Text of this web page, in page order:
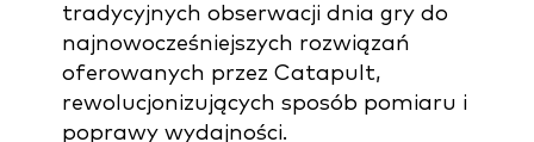
tradycyjnych obserwacji dnia gry do
najnowocześniejszych rozwiązań
oferowanych przez Catapult,
rewolucjonizujących sposób pomiaru i
poprawy wydajności.